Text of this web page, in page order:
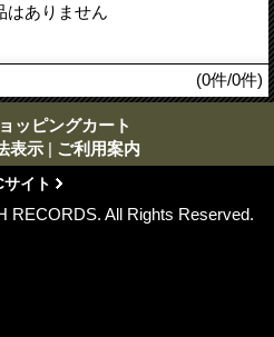
はありません
(0件/0件)
ッピングカート
表示 | ご利用案内
サイト
RECORDS. All Rights Reserved.